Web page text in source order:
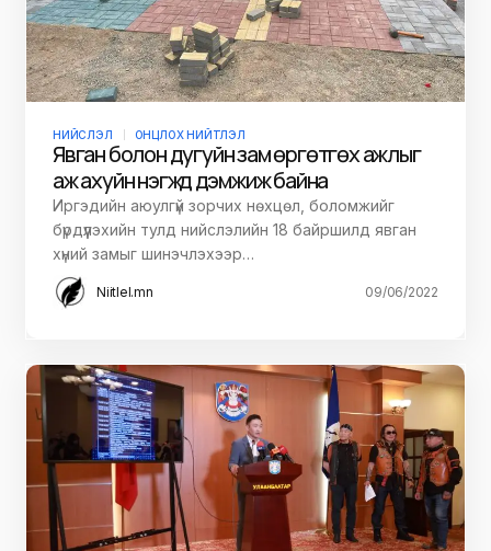
НИЙСЛЭЛ ОНЦЛОХ НИЙТЛЭЛ
Явган болон дугуйн зам өргөтгөх ажлыг
аж ахуйн нэгжүүд дэмжиж байна
Иргэдийн аюулгүй зорчих нөхцөл, боломжийг
бүрдүүлэхийн тулд нийслэлийн 18 байршилд явган
хүний замыг шинэчлэхээр…
Niitlel.mn 09/06/2022